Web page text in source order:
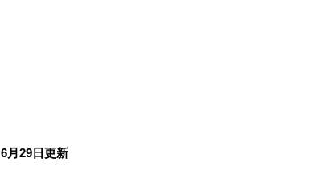
6月29日更新